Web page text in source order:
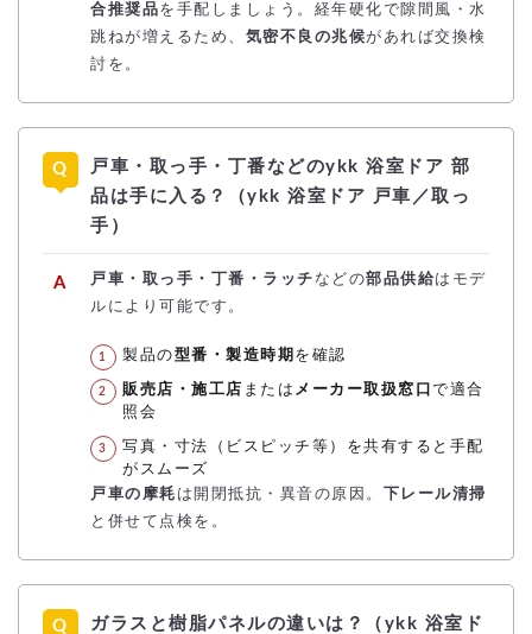
合推奨品を手配しましょう。経年硬化で隙間風・水
跳ねが増えるため、 気密不良の兆候があれば交換検
討を。
戸車・取っ手・丁番などのykk 浴室ドア 部
品は手に入る？（ykk 浴室ドア 戸車／取っ
手）
戸車・取っ手・丁番・ラッチ などの部品供給はモデ
ルにより可能です。
製品の型番・製造時期 を確認
販売店・施工店 または メーカー取扱窓口 で適合
照会
写真・寸法（ビスピッチ等）を共有すると手配
がスムーズ
戸車の摩耗 は開閉抵抗・異音の原因。
下レール清掃
と併せて点検を。
ガラスと樹脂パネルの違いは？（ykk 浴室ド